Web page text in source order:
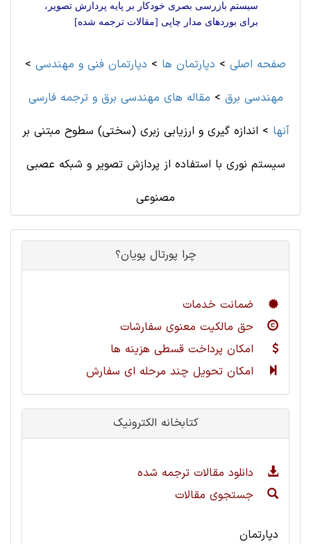
سیستم بازرسی بصری خودکار بر پایه پردازش تصویر،
برای بورد‌های مدار چاپی [مقالات ترجمه شده]
صفحه اصلی > دپارتمان ها > دپارتمان فنی و مهندسی >
مهندسی برق > مقاله های مهندسی برق و ترجمه فارسی
آنها > اندازه گیری و ارزیابی زبری (سختی) سطوح مبتنی بر
سیستم نوری با استفاده از پردازش تصویر و شبکه عصبی
مصنوعی
چرا پورتال پویان؟
ضمانت خدمات
حق مالکیت معنوی سفارشات
امکان پرداخت قسطی هزینه ها
امکان تحویل چند مرحله ای سفارش
کتابخانه الکترونیک
دانلود مقالات ترجمه شده
جستجوی مقالات
دپارتمان